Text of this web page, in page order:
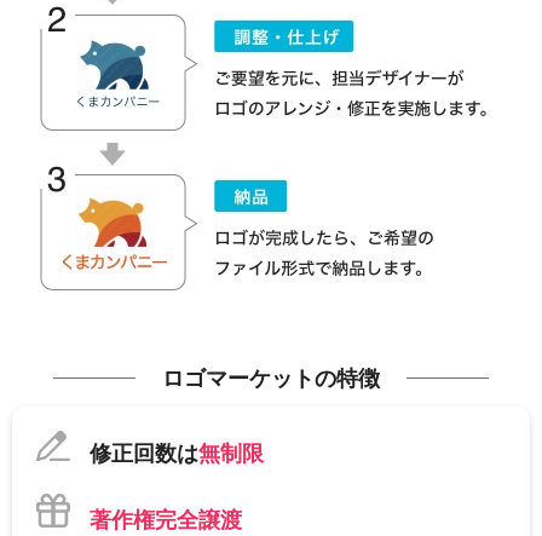
ロゴマーケットの特徴
修正回数は無制限
著作権完全譲渡